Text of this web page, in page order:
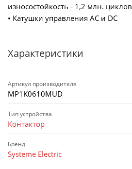
износостойкость - 1,2 млн. циклов
• Катушки управления AC и DC
Характеристики
Артикул производителя
MP1K0610MUD
Тип устройства
Контактор
Бренд
Systeme Electric